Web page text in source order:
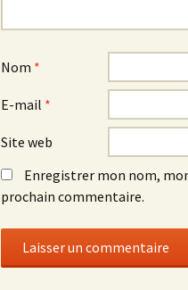
Nom *
E-mail *
Site web
Enregistrer mon nom,
prochain commentaire.